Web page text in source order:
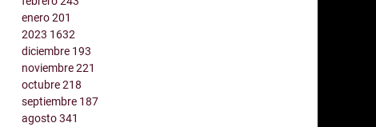
enero201
2023 1632
diciembre 193
noviembre221
octubre218
septiembre 187
agosto341